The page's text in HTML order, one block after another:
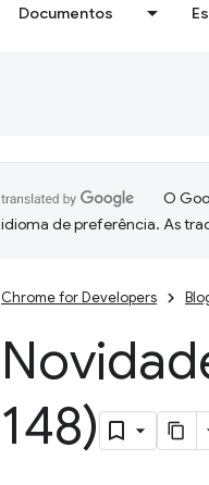
Documentos
O
idioma de preferência. As
Chrome for Developers
148)